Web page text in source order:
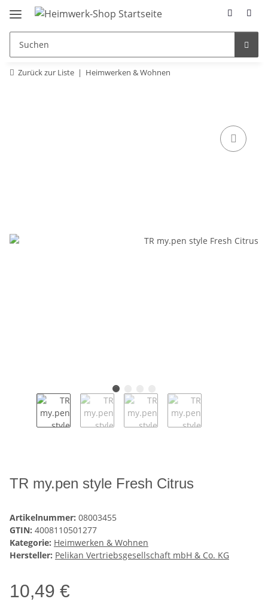
Zurück zur Liste Heimwerken & Wohnen
TR my.pen style Fresh Citrus
Artikelnummer: 08003455
GTIN: 4008110501277
Kategorie: Heimwerken & Wohnen
Hersteller: Pelikan Vertriebsgesellschaft mbH & Co. KG
10,49 €